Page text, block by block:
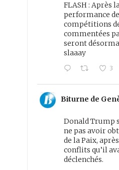
FLASH : Après
performance
compétitions
commentées
seront
slaaay
3
Biturne de
Donald Trump
ne pas avoir
de la Paix,
conflits qu’il
déclenchés.